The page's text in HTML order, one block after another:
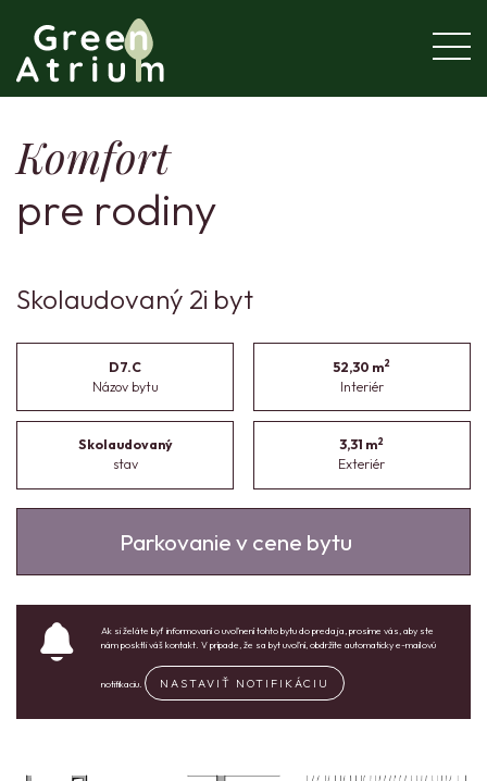
Komfort
pre rodiny
Skolaudovaný 2i byt
D7.C
Názov bytu
52,30 m2
Interiér
Skolaudovaný
stav
3,31 m2
Exteriér
Parkovanie v cene bytu
Ak si želáte byť informovaní o uvoľnení tohto bytu do predaja, prosíme vás, aby ste
nám posktli váš kontakt. V prípade, že sa byt uvoľní, obdržíte automaticky e-mailovú
notifikaciu. NASTAVIŤ NOTIFIKÁCIU